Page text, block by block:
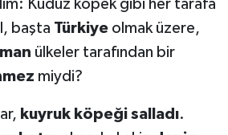
Kuduz köpek gibi her tarafa
başta Türkiyeolmak üzere,
ülkeler tarafından bir
miydi?
kuyruk köpeği salladı.